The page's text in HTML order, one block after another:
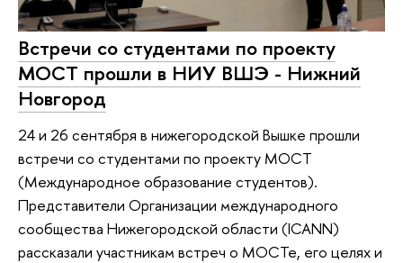
Встречи со студентами по проекту
МОСТ прошли в НИУ ВШЭ - Нижний
Новгород
24 и 26 сентября в нижегородской Вышке прошли
встречи со студентами по проекту МОСТ
(Международное образование студентов).
Представители Организации международного
сообщества Нижегородской области (ICANN)
рассказали участникам встреч о МОСТе, его целях и